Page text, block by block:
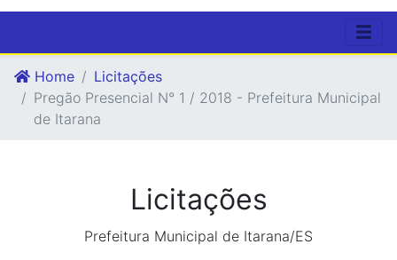
Home
Licitações
Pregão Presencial N° 1 / 2018 - Prefeitura Municipal
de Itarana
Licitações
Prefeitura Municipal de Itarana/ES